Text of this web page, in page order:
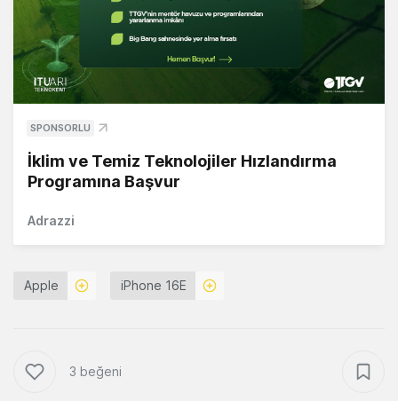
SPONSORLU
İklim ve Temiz Teknolojiler Hızlandırma
Programına Başvur
Adrazzi
Apple iPhone 16E
3 beğeni